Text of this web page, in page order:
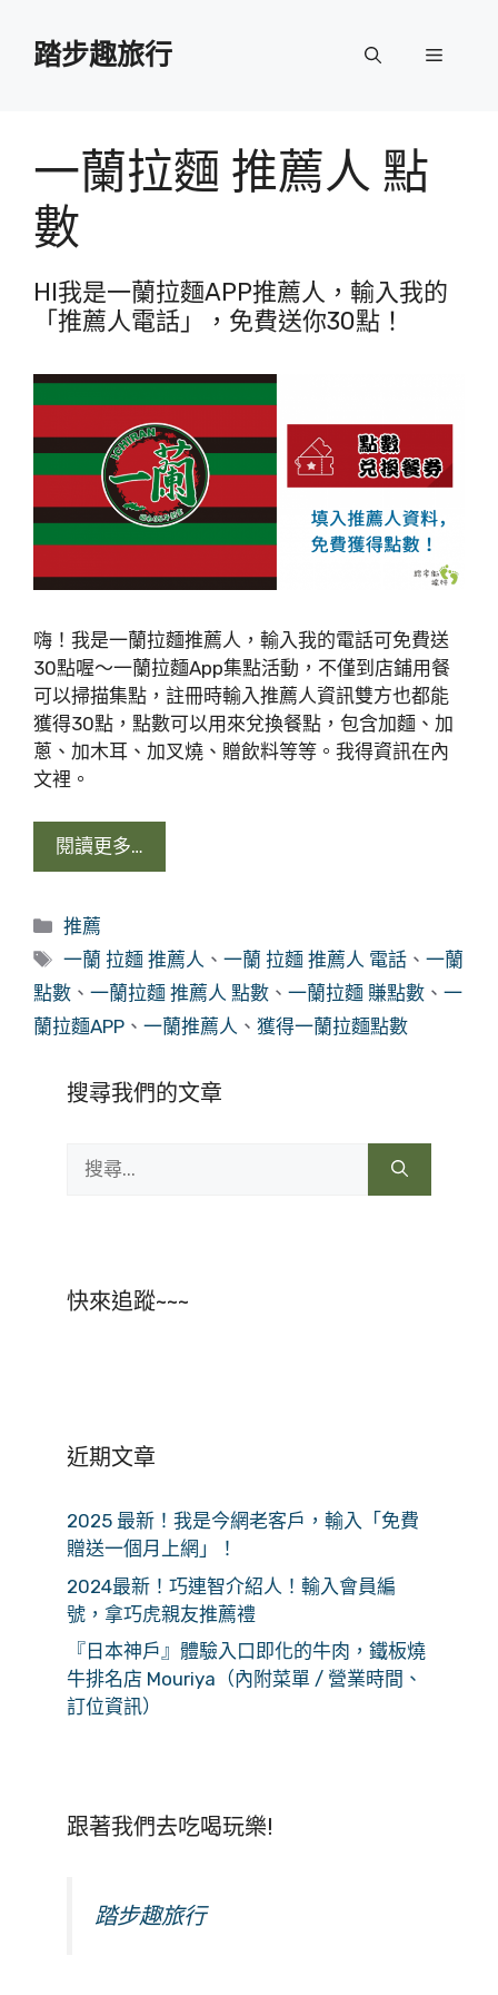
踏步趣旅行 選
一蘭拉麵 推薦人 點
數
HI我是一蘭拉麵APP推薦人，輸入我的
「推薦人電話」，免費送你30點！
嗨！我是一蘭拉麵推薦人，輸入我的電話可免費送
30點喔～一蘭拉麵App集點活動，不僅到店鋪用餐
可以掃描集點，註冊時輸入推薦人資訊雙方也都能
獲得30點，點數可以用來兌換餐點，包含加麵、加
蔥、加木耳、加叉燒、贈飲料等等。我得資訊在內
文裡。
閱讀更多…
分
推薦
標
籤
一蘭 拉麵 推薦人 、一蘭 拉麵 推薦人 電話 、一蘭
點數 、 一蘭拉麵 推薦人 點數 、 一蘭拉麵 賺點數 、 一
蘭拉麵APP 、 一蘭推薦人 、 獲得一蘭拉麵點數
搜尋我們的文章
尋:
快來追蹤~~~
近期文章
2025 最新！我是今網老客戶，輸入「免費
贈送一個月上網」！
2024最新！巧連智介紹人！輸入會員編
號，拿巧虎親友推薦禮
『日本神戶』體驗入口即化的牛肉，鐵板燒
牛排名店 Mouriya（內附菜單 / 營業時間、
訂位資訊）
跟著我們去吃喝玩樂!
踏步趣旅行